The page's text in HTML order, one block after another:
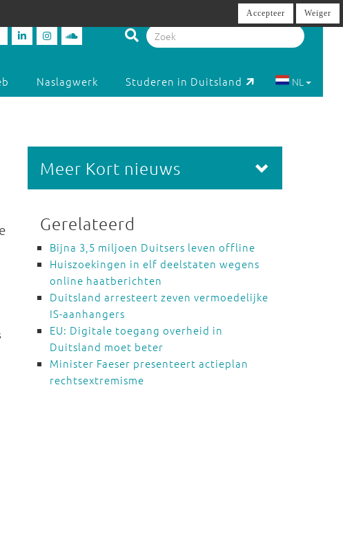
Naslagwerk Studeren in Duitsland NL
Meer Kort nieuws
Gerelateerd
Bijna 3,5 miljoen Duitsers leven offline
Huiszoekingen in elf deelstaten wegens
online haatberichten
Duitsland arresteert zeven vermoedelijke
IS-aanhangers
EU: Digitale toegang overheid in
Duitsland moet beter
Minister Faeser presenteert actieplan
rechtsextremisme
Accepteer Weiger